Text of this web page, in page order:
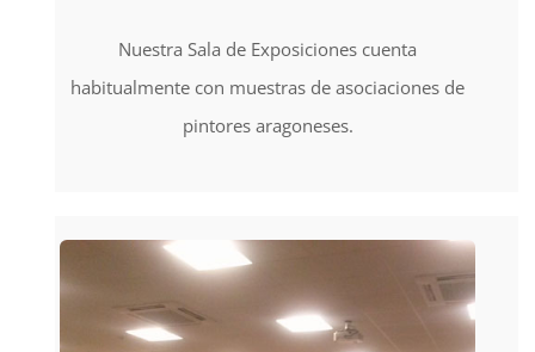
Nuestra Sala de Exposiciones cuenta
habitualmente con muestras de asociaciones de
pintores aragoneses.